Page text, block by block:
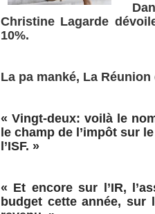
Christine Lagarde
10%.
La pa manké, La
« Vingt-deux: voilà le
le champ de l’impôt sur
l’ISF. »
« Et encore sur l’IR,
budget cette année,